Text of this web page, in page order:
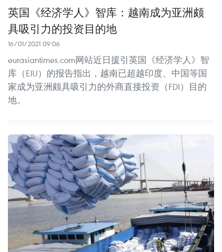
英国《经济学人》智库：越南成为亚洲颇
具吸引力的投资目的地
16/01/2021 09:06
eurasiantimes.com网站近日援引英国《经济学人》智
库（EIU）的报告指出，越南已超越印度、中国等国
家成为亚洲颇具吸引力的外商直接投资（FDI）目的
地。